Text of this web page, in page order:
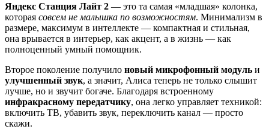
Яндекс Станция Лайт 2 — это та самая «младшая» колонка,
которая совсем не малышка по возможностям. Минимализм в
размере, максимум в интеллекте — компактная и стильная,
она врывается в интерьер, как акцент, а в жизнь — как
полноценный умный помощник.
Второе поколение получило новый микрофонный модуль и
улучшенный звук, а значит, Алиса теперь не только слышит
лучше, но и звучит богаче. Благодаря встроенному
инфракрасному передатчику, она легко управляет техникой:
включить ТВ, убавить звук, переключить канал — просто
скажи.